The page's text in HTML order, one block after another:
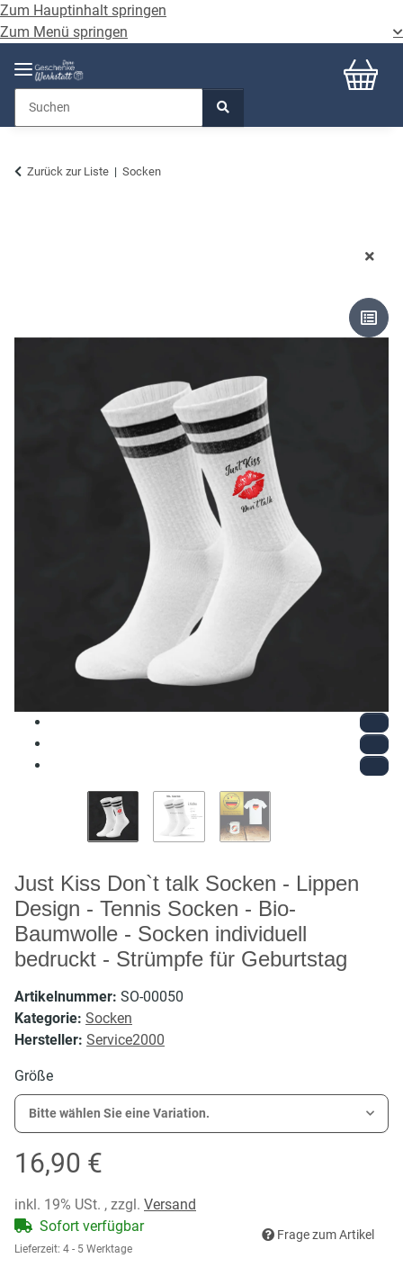
Zum Hauptinhalt springen
Zum Menü springen
Zurück zur Liste Socken
Just Kiss Don`t talk Socken - Lippen
Design - Tennis Socken - Bio-
Baumwolle - Socken individuell
bedruckt - Strümpfe für Geburtstag
Artikelnummer: SO-00050
Kategorie: Socken
Hersteller: Service2000
Größe
Bitte wählen Sie eine Variation.
16,90 €
inkl. 19% USt. , zzgl. Versand
Sofort verfügbar
Lieferzeit: 4 - 5 Werktage
Frage zum Artikel